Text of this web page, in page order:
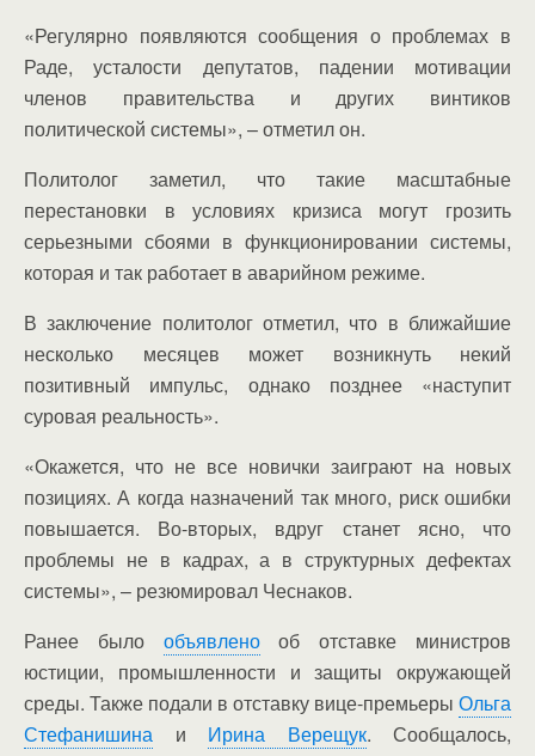
«Регулярно появляются сообщения о проблемах в
Раде, усталости депутатов, падении мотивации
членов правительства и других винтиков
политической системы», – отметил он.
Политолог заметил, что такие масштабные
перестановки в условиях кризиса могут грозить
серьезными сбоями в функционировании системы,
которая и так работает в аварийном режиме.
В заключение политолог отметил, что в ближайшие
несколько месяцев может возникнуть некий
позитивный импульс, однако позднее «наступит
суровая реальность».
«Окажется, что не все новички заиграют на новых
позициях. А когда назначений так много, риск ошибки
повышается. Во-вторых, вдруг станет ясно, что
проблемы не в кадрах, а в структурных дефектах
системы», – резюмировал Чеснаков.
Ранее было объявленооб отставке министров
юстиции, промышленности и защиты окружающей
среды. Также подали в отставку вице-премьеры Ольга
Стефанишина и Ирина Верещук. Сообщалось,